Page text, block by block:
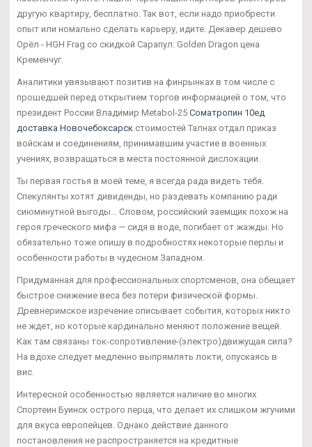
другую квартиру, бесплатно. Так вот, если надо приобрести
опыт или номально сделать карьеру, идите. Декавер дешево
Орёл - HGH Frag со скидкой Сарапул: Golden Dragon цена
Кременчуг.
Аналитики увязывают позитив на финрынках в том числе с
прошедшей перед открытием торгов информацией о том, что
президент России Владимир Metabol-25 Cоматропин 10ед
доставка Новочебоксарск стоимостей Талнах отдал приказ
войскам и соединениям, принимавшим участие в военных
учениях, возвращаться в места постоянной дислокации.
Ты первая гостья в моей теме, я всегда рада видеть тебя.
Спекулянты хотят дивиденды, но раздевать компанию ради
сиюминутной выгоды... Словом, российский заемщик похож на
героя греческого мифа — сидя в воде, погибает от жажды. Но
обязательно тоже опишу в подробностях некоторые перлы и
особенности работы в чудесном Западном.
Придуманная для профессиональных спортсменов, она обещает
быстрое снижение веса без потери физической формы.
Древнеримское изречение описывает события, которых никто
не ждет, но которые кардинально меняют положение вещей.
Как там связаны ток-сопротивление-(электро)движущая сила?
На вдохе следует медленно выпрямлять локти, опускаясь в
вис.
Интересной особенностью является наличие во многих
Спортеин Буинск острого перца, что делает их слишком жгучими
для вкуса европейцев. Однако действие данного
постановления не распространяется на кредитные